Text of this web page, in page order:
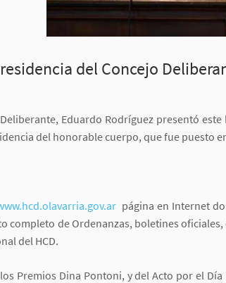
del Concejo
Eduardo Rodríguez presentó
del honorable cuerpo, que fue puesto
página en Internet
completo de Ordenanzas, boletines
del HCD.
Premios Dina Pontoni, y del Acto por el